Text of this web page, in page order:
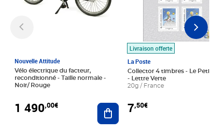
Nouvelle Attitude
Vélo électrique du facteur,
reconditionné - Taille normale -
Noir/ Rouge
1 490,00€ Ajouter au panier
Livraison offerte
La Poste
Collector 4 timbres - Le Petit
- Lettre Verte
20g / France
7,50€